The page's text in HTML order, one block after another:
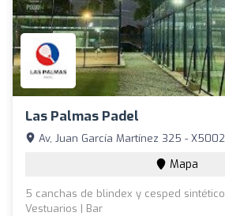
Las Palmas Padel
Av, Juan García Martínez 325 -
Mapa
5 canchas de blindex y cesped
Vestuarios | Bar